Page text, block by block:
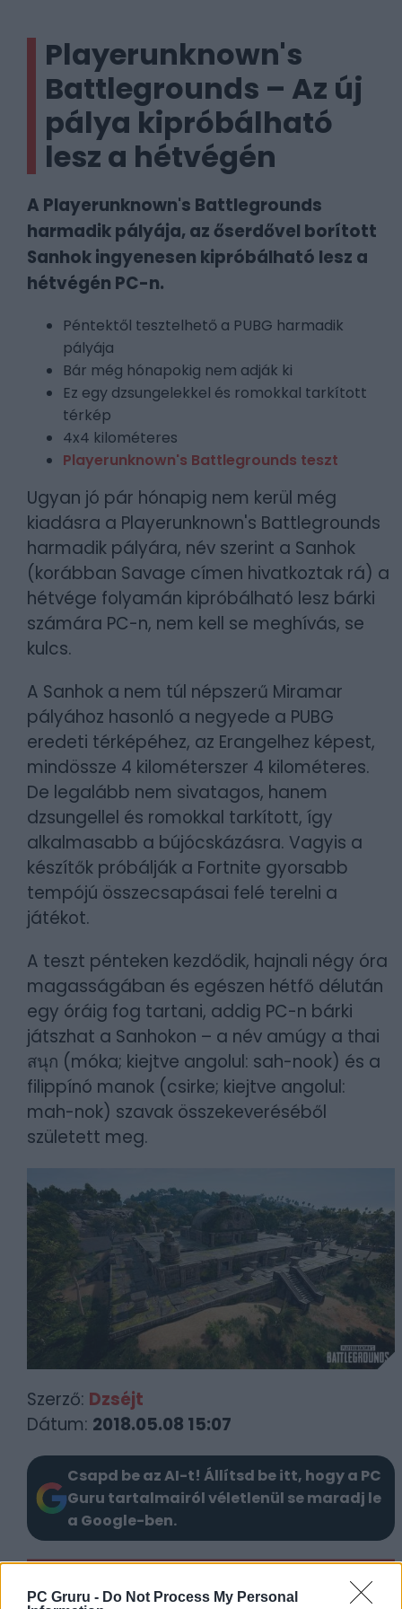
PC Gruru - Do Not Process My Personal
Playerunknown's
Battlegrounds – Az új
pálya kipróbálható
lesz a hétvégén
A Playerunknown's Battlegrounds
harmadik pályája, az őserdővel borított
Sanhok ingyenesen kipróbálható lesz a
hétvégén PC-n.
Péntektől tesztelhető a PUBG harmadik
pályája
Bár még hónapokig nem adják ki
Ez egy dzsungelekkel és romokkal tarkított
térkép
4x4 kilométeres
Playerunknown's Battlegrounds teszt
Ugyan jó pár hónapig nem kerül még
kiadásra a Playerunknown's Battlegrounds
harmadik pályára, név szerint a Sanhok
(korábban Savage címen hivatkoztak rá) a
hétvége folyamán kipróbálható lesz bárki
számára PC-n, nem kell se meghívás, se
kulcs.
A Sanhok a nem túl népszerű Miramar
pályához hasonló a negyede a PUBG
eredeti térképéhez, az Erangelhez képest,
mindössze 4 kilométerszer 4 kilométeres.
De legalább nem sivatagos, hanem
dzsungellel és romokkal tarkított, így
alkalmasabb a bújócskázásra. Vagyis a
készítők próbálják a Fortnite gyorsabb
tempójú összecsapásai felé terelni a
játékot.
A teszt pénteken kezdődik, hajnali négy óra
magasságában és egészen hétfő délután
egy óráig fog tartani, addig PC-n bárki
játszhat a Sanhokon – a név amúgy a thai
สนุก (móka; kiejtve angolul: sah-nook) és a
filippínó manok (csirke; kiejtve angolul:
mah-nok) szavak összekeveréséből
született meg.
Szerző: Dzséjt
Dátum: 2018.05.08 15:07
Csapd be az AI-t! Állítsd be itt, hogy a PC
Guru tartalmairól véletlenül se maradj le
a Google-ben.